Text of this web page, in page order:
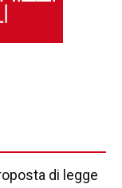
di legge